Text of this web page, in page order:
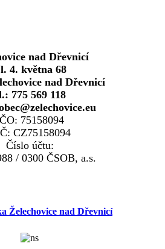
nad Dřevnicí
4. května 68
nad Dřevnicí
775 569 118
75158094
CZ75158094
Číslo účtu:
/ 0300 ČSOB, a.s.
Želechovice nad Dřevnicí